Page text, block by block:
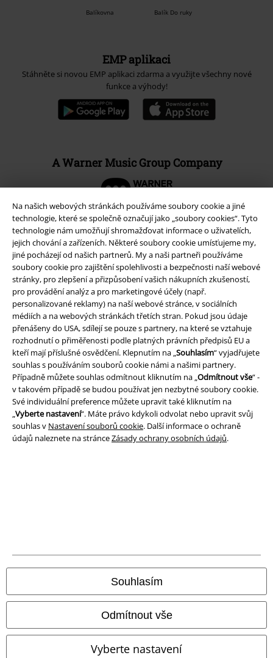
Na našich webových stránkách používáme soubory cookie a jiné
technologie, které se společně označují jako „soubory cookies“. Tyto
technologie nám umožňují shromažďovat informace o uživatelích,
jejich chování a zařízeních. Některé soubory cookie umísťujeme my,
jiné pocházejí od našich partnerů. My a naši partneři používáme
soubory cookie pro zajištění spolehlivosti a bezpečnosti naší webové
stránky, pro zlepšení a přizpůsobení vašich nákupních zkušeností,
pro provádění analýz a pro marketingové účely (např.
personalizované reklamy) na naší webové stránce, v sociálních
médiích a na webových stránkách třetích stran. Pokud jsou údaje
přenášeny do USA, sdílejí se pouze s partnery, na které se vztahuje
rozhodnutí o přiměřenosti podle platných právních předpisů EU a
kteří mají příslušné osvědčení. Klepnutím na „Souhlasím“ vyjadřujete
souhlas s používáním souborů cookie námi a našimi partnery.
Případně můžete souhlas odmítnout kliknutím na „Odmítnout vše“ -
v takovém případě se budou používat jen nezbytné soubory cookie.
Své individuální preference můžete upravit také kliknutím na
„Vyberte nastavení“. Máte právo kdykoli odvolat nebo upravit svůj
souhlas v Nastavení souborů cookie. Další informace o ochraně
údajů naleznete na stránceZásady ochrany osobních údajů.
Souhlasím
Odmítnout vše
Vyberte nastavení
Balíkovna Balík Do ruky
EMP aplikaci
Stáhněte si novou EMP aplikaci zdarma a využijte všechny nové
funkce a výhody!
A Warner Music Group Company
Právní informace
Podmínky
Prohlášení
Ochrana osobních údajů
Likvidace odpadu a ochrana životního prostředí
Odstoupení od smlouvy
Všechny ceny jsou včetně DPH, bezpoštovného a balného
© 1986-2026 EMP Merchandising